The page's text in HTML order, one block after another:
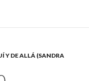
Y DE ALLÁ (SANDRA